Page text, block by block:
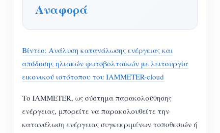
Αναφορά
Βίντεο: Ανάλυση κατανάλωσης ενέργειας και
απόδοσης ηλιακών φωτοβολταϊκών με λειτουργία
εικονικού ιστότοπου του IAMMETER-cloud
Το IAMMETER, ως σύστημα παρακολούθησης
ενέργειας, μπορείτε να παρακολουθείτε την
κατανάλωση ενέργειας συγκεκριμένων τοποθεσιών ή